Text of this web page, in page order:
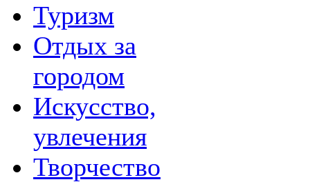
Туризм
Отдых за
городом
Искусство,
увлечения
Творчество